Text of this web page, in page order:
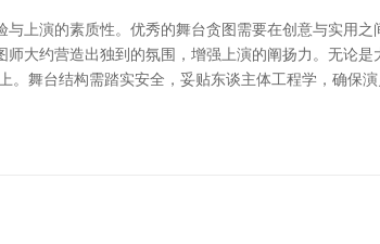
上演的素质性。优秀的舞台贪图需要在创意与实用
大约营造出独到的氛围，增强上演的阐扬力。无论
。舞台结构需踏实安全，妥贴东谈主体工程学，确保演